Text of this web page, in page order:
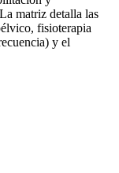
matriz detalla las
fisioterapia
y el